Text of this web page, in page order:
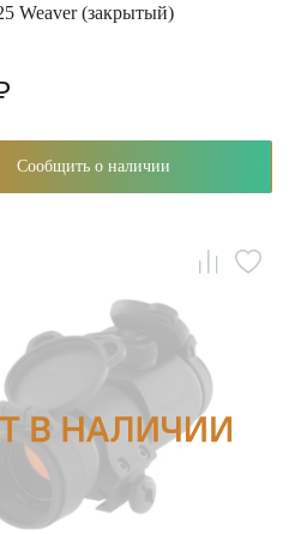
Weaver (закрытый)
Сообщить о наличии